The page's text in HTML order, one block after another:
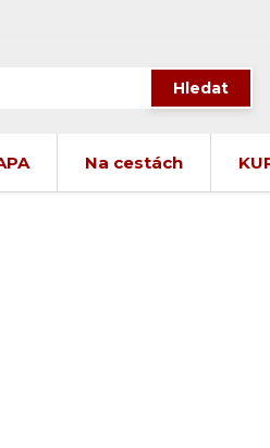
Hledat
Na cestách